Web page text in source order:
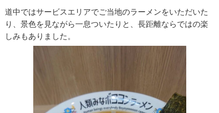
道中ではサービスエリアでご当地のラーメンをいただいた
り、景色を見ながら一息ついたりと、長距離ならではの楽
しみもありました。